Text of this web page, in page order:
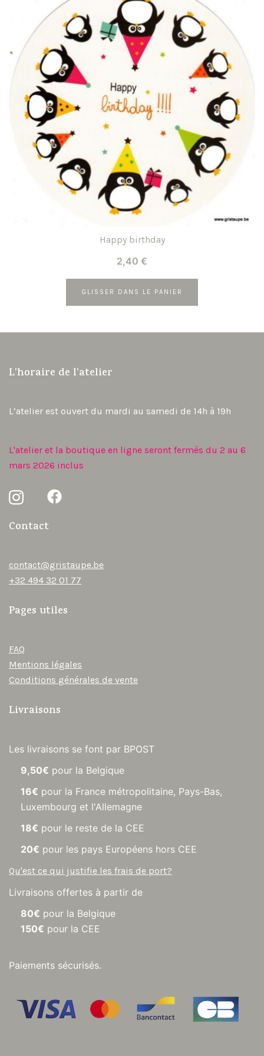
Happy birthday
2,40 €
GLISSER DANS LE PANIER
Kelly Marie
Klein Liefs 30
Laetitia Haas 1
Lali 4
Leo Timmers 3
Les Mamouchkas 2
Les petites choses
d'Amandine
Lilit altunyan 3
Marie Cardouat
Studio Noorderlicht 34
Virginie Cachau 5
L'horaire de l'atelier
L’atelier est ouvert du mardi au samedi de 14h à 19h
L'atelier et la boutique en ligne seront fermés du 2 au 6
mars 2026 inclus
Contact
contact@gristaupe.be
+32 494 32 01 77
Pages utiles
FAQ
Mentions légales
Conditions générales de vente
Livraisons
Les livraisons se font par BPOST
9,50€ pour la Belgique
16€ pour la France métropolitaine, Pays-Bas,
Luxembourg et l'Allemagne
18€ pour le reste de la CEE
20€ pour les pays Européens hors CEE
Qu'est ce qui justifie les frais de port?
Livraisons offertes à partir de
80€ pour la Belgique
150€ pour la CEE
Paiements sécurisés.